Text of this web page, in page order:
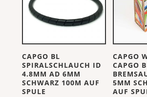
CAPGO BL
SPIRALSCHLAUCH ID
4.8MM AD 6MM
SCHWARZ 100M AUF
SPULE
CAPGO
CAPGO
5MM
AUF